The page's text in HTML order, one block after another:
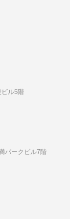
ビル5階
パークビル7階